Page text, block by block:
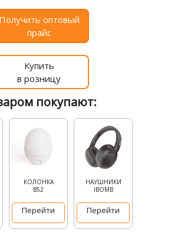
Получить оптовый
прайс
Купить
в розницу
покупают:
КОЛОНКА
В52
Перейти
НАУШНИКИ
IBOMB
Перейти